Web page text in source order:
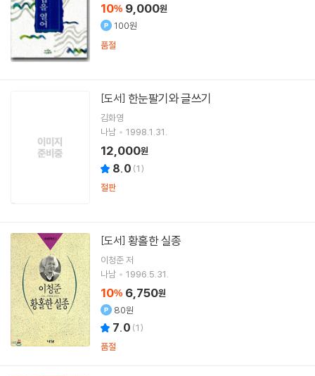
10% 9,000원
100원
품절
[도서] 한눈팔기와 글쓰기
김화영
나남
1998.1.31.
12,000원
8.0 (1)
절판
[도서] 황홀한 실종
이청준저
나남
1996.5.31.
10% 6,750원
80원
7.0 (1)
품절